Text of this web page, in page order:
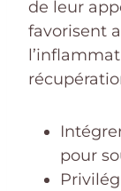
de leur
favorisent
pour